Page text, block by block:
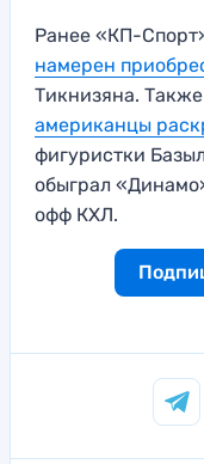
Ранее «КП-
намерен
Тикнизяна.
американцы
фигуристки
обыграл
офф КХЛ.